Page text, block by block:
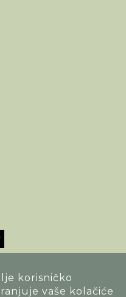
korisničko
vaše kolačiće